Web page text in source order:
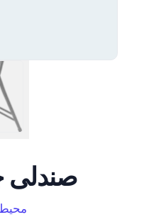
صندلی